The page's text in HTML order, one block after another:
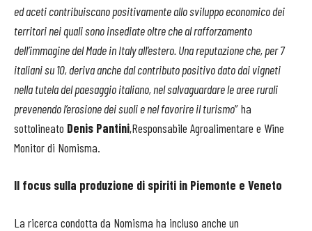
ed aceti contribuiscano positivamente allo sviluppo economico dei
territori nei quali sono insediate oltre che al rafforzamento
dell’immagine del Made in Italy all’estero. Una reputazione che, per 7
italiani su 10, deriva anche dal contributo positivo dato dai vigneti
nella tutela del paesaggio italiano, nel salvaguardare le aree rurali
prevenendo l’erosione dei suoli e nel favorire il turismo” ha
sottolineato Denis Pantini,Responsabile Agroalimentare e Wine
Monitor di Nomisma.
Il focus sulla produzione di spiriti in Piemonte e Veneto
La ricerca condotta da Nomisma ha incluso anche un